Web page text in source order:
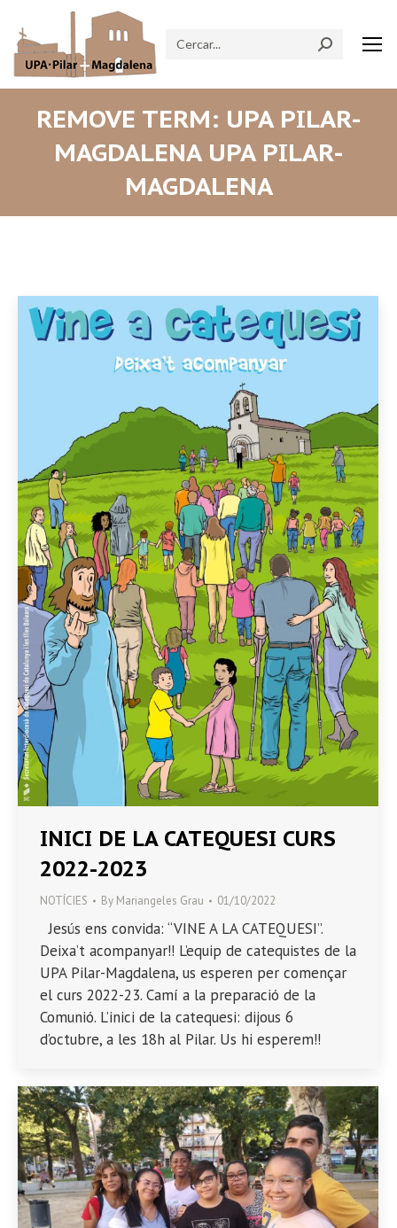
Search:
REMOVE TERM: UPA PILAR-
MAGDALENA UPA PILAR-
MAGDALENA
INICI DE LA CATEQUESI CURS
2022-2023
NOTÍCIES By Mariangeles Grau 01/10/2022
Jesús ens convida: “VINE A LA CATEQUESI”.
Deixa’t acompanyar!! L’equip de catequistes de la
UPA Pilar-Magdalena, us esperen per començar
el curs 2022-23. Camí a la preparació de la
Comunió. L’inici de la catequesi: dijous 6
d’octubre, a les 18h al Pilar. Us hi esperem!!